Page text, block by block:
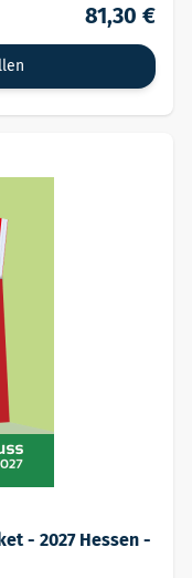
81,30 €
- 2027 Hessen -